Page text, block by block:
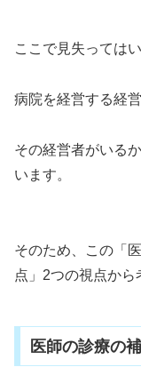
ここで見失っては
病院を経営する経
その経営者がいる
います。
そのため、この「
点」2つの視点から
医師の診療の